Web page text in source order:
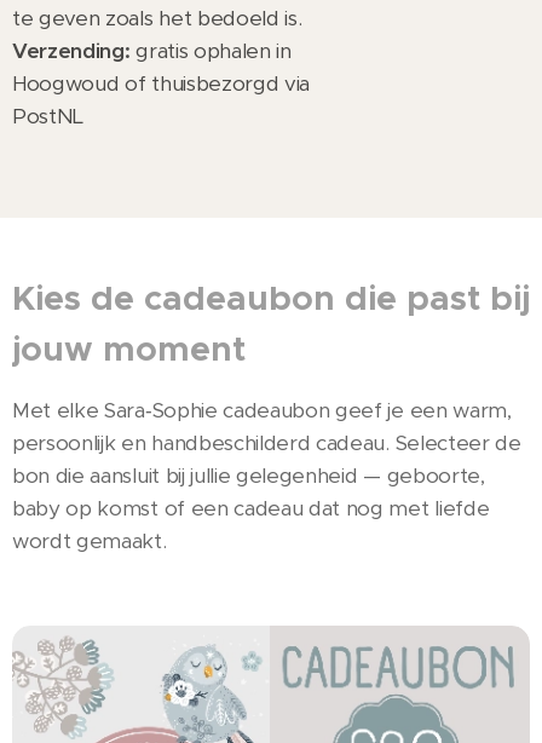
te geven zoals het bedoeld is.
Verzending:gratis ophalen in
Hoogwoud of thuisbezorgd via
PostNL
Kies de cadeaubon die past bij
jouw moment
Met elke Sara‑Sophie cadeaubon geef je een warm,
persoonlijk en handbeschilderd cadeau. Selecteer de
bon die aansluit bij jullie gelegenheid — geboorte,
baby op komst of een cadeau dat nog met liefde
wordt gemaakt.